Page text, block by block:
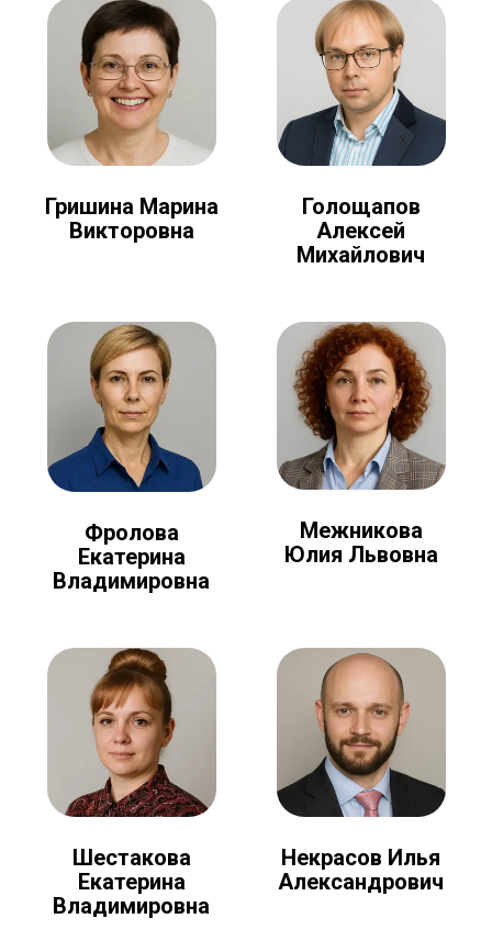
Гришина Марина
Викторовна
Голощапов
Алексей
Михайлович
Фролова
Екатерина
Владимировна
Межникова
Юлия Львовна
Шестакова
Екатерина
Владимировна
Некрасов Илья
Александрович